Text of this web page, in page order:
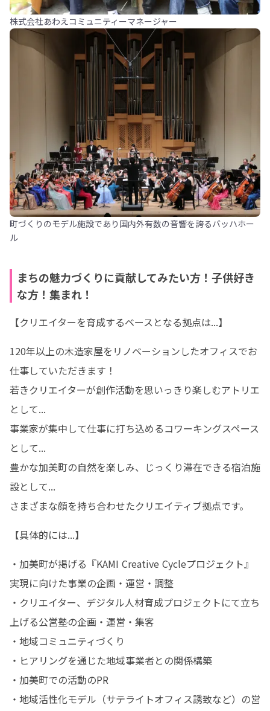
株式会社あわえコミュニティーマネージャー
町づくりのモデル施設であり国内外有数の音響を誇るバッハホー
ル
まちの魅力づくりに貢献してみたい方！子供好き
な方！集まれ！
【クリエイターを育成するベースとなる拠点は...】
120年以上の木造家屋をリノベーションしたオフィスでお
仕事していただきます！
若きクリエイターが創作活動を思いっきり楽しむアトリエ
として...
事業家が集中して仕事に打ち込めるコワーキングスペース
として...
豊かな加美町の自然を楽しみ、じっくり滞在できる宿泊施
設として...
さまざまな顔を持ち合わせたクリエイティブ拠点です。
【具体的には...】
・加美町が掲げる『KAMI Creative Cycleプロジェクト』
実現に向けた事業の企画・運営・調整
・クリエイター、デジタル人材育成プロジェクトにて立ち
上げる公営塾の企画・運営・集客
・地域コミュニティづくり
・ヒアリングを通じた地域事業者との関係構築
・加美町での活動のPR
・地域活性化モデル（サテライトオフィス誘致など）の営